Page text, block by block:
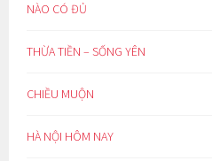
NÀO CÓ ĐỦ
THỪA TIỀN – SỐNG YÊN
CHIỀU MUỘN
HÀ NỘI HÔM NAY